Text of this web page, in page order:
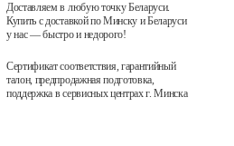
Доставляем в любую точку Беларуси.
Купить с доставкой по Минску и Беларуси
у нас — быстро и недорого!
Сертификат соответствия, гарантийный
талон, предпродажная подготовка,
поддержка в сервисных центрах г. Минска